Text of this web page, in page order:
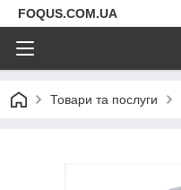
FOQUS.COM.UA
Товари та послуги